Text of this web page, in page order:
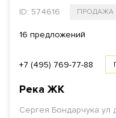
ID: 574616 ПРОДАЖА
16 предложений
+7 (495) 769-77-88
Река ЖК
Сергея Бондарчука ул